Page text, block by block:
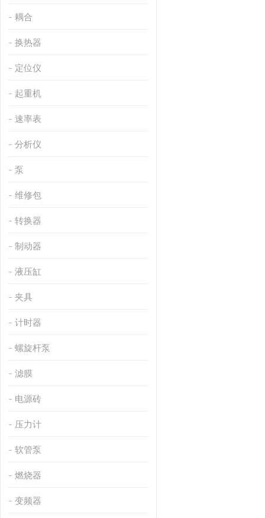
耦合
换热器
定位仪
起重机
速率表
分析仪
泵
维修包
转换器
制动器
液压缸
夹具
计时器
螺旋杆泵
滤膜
电源砖
压力计
软管泵
燃烧器
变频器